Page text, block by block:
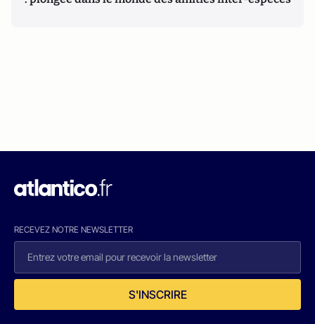
RECEVEZ NOTRE NEWSLETTER
S'INSCRIRE